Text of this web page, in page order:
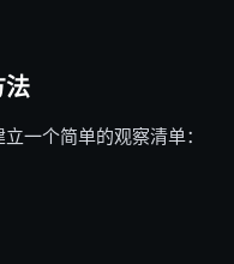
法
一个简单的观察清单：